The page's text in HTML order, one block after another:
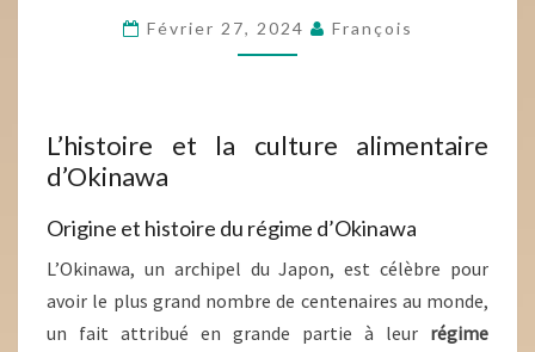
:
DE
?
Février 27, 2024 François
L’histoire et la culture alimentaire
d’Okinawa
Origine et histoire du régime d’Okinawa
L’Okinawa, un archipel du Japon, est célèbre pour
avoir le plus grand nombre de centenaires au monde,
un fait attribué en grande partie à leur régime